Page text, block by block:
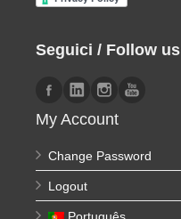
Seguici / Follow us
My Account
Change Password
Logout